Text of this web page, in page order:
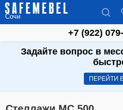
Сочи
‪+7 (922)
Задайте вопрос в
ПЕРЕЙТИ